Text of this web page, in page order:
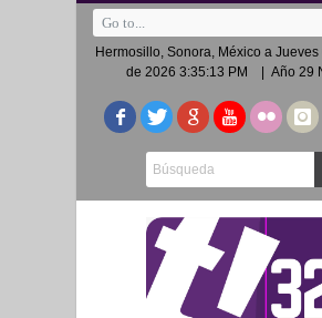
Hermosillo, Sonora, México a Jueves
de 2026 3:35:13 PM
| Año 29